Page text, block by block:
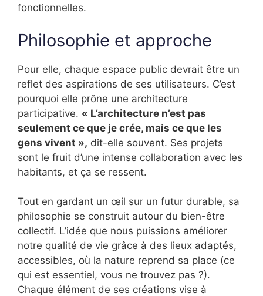
fonctionnelles.
Philosophie et approche
Pour elle, chaque espace public devrait être un
reflet des aspirations de ses utilisateurs. C’est
pourquoi elle prône une architecture
participative. « L’architecture n’est pas
seulement ce que je crée, mais ce que les
gens vivent », dit-elle souvent. Ses projets
sont le fruit d’une intense collaboration avec les
habitants, et ça se ressent.
Tout en gardant un œil sur un futur durable, sa
philosophie se construit autour du bien-être
collectif. L’idée que nous puissions améliorer
notre qualité de vie grâce à des lieux adaptés,
accessibles, où la nature reprend sa place (ce
qui est essentiel, vous ne trouvez pas ?).
Chaque élément de ses créations vise à